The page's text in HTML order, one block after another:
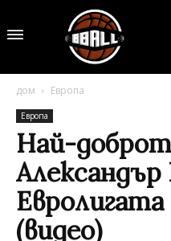
дом Европа
Европа
Най-
Александър
Евролигата
(видео)